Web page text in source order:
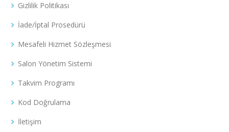
Gizlilik Politikası
İade/İptal Prosedürü
Mesafeli Hizmet Sözleşmesi
Salon Yönetim Sistemi
Takvim Programı
Kod Doğrulama
İletişim